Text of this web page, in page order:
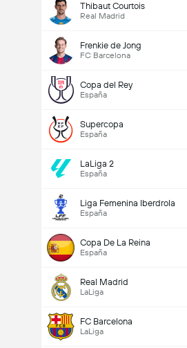
Thibaut Courtois
Real Madrid
Frenkie de Jong
FC Barcelona
Copa del Rey
España
Supercopa
España
LaLiga 2
España
Liga Femenina Iberdrola
España
Copa De La Reina
España
Real Madrid
LaLiga
FC Barcelona
LaLiga